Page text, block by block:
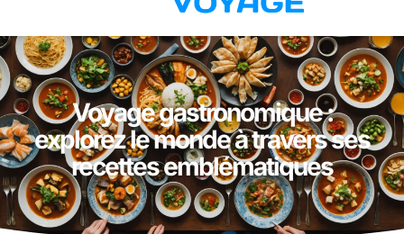
Voyage gastronomique :
explorez le monde à travers ses
recettes emblématiques